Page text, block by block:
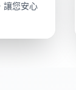
讓您安心